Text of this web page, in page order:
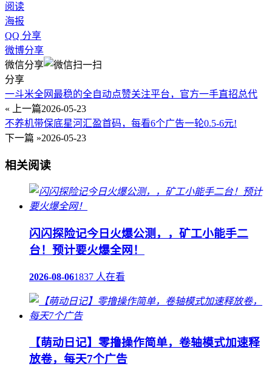
阅读
海报
QQ 分享
微博分享
微信分享
分享
一斗米全网最稳的全自动点赞关注平台，官方一手直招总代
« 上一篇2026-05-23
不养机带保底星河汇盈首码，每看6个广告一轮0.5-6元!
下一篇 »2026-05-23
相关阅读
闪闪探险记今日火爆公测，，矿工小能手二
台！预计要火爆全网！
2026-08-061837 人在看
【萌动日记】零撸操作简单，卷轴模式加速释
放卷，每天7个广告